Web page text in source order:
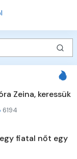
Zeina, keressük
6194
fiatal nőt egy